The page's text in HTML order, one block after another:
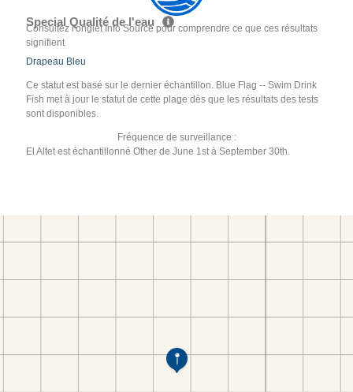
Special Qualité de l'eau
Consultez l'onglet Info Source pour comprendre ce que ces résultats
signifient
Drapeau Bleu
Ce statut est basé sur le dernier échantillon. Blue Flag -- Swim Drink
Fish met à jour le statut de cette plage dès que les résultats des tests
sont disponibles.
Fréquence de surveillance :
El Altet est échantillonné Other de June 1st à September 30th.